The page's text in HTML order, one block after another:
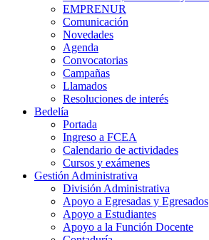
EMPRENUR
Comunicación
Novedades
Agenda
Convocatorias
Campañas
Llamados
Resoluciones de interés
Bedelía
Portada
Ingreso a FCEA
Calendario de actividades
Cursos y exámenes
Gestión Administrativa
División Administrativa
Apoyo a Egresadas y Egresados
Apoyo a Estudiantes
Apoyo a la Función Docente